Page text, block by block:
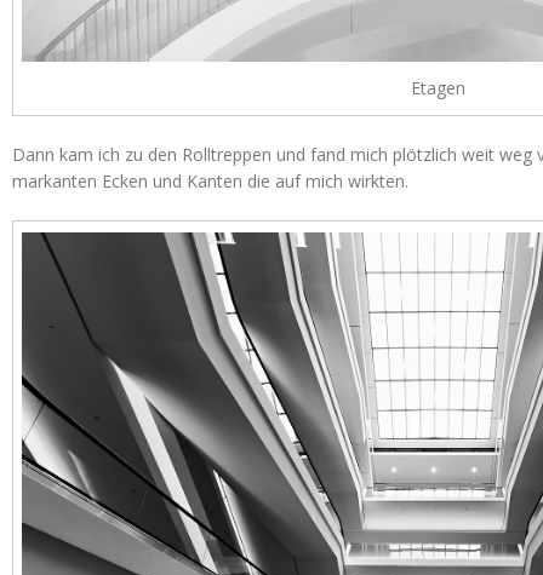
Etagen
Dann kam ich zu den Rolltreppen und fand mich plötzlich weit weg
markanten Ecken und Kanten die auf mich wirkten.